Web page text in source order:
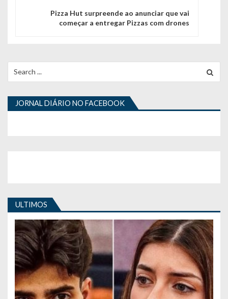
ã
o
d
i
g
o
s
Pizza Hut surpreende ao anunciar que vai
começar a entregar Pizzas com drones
for:
JORNAL DIÁRIO NO FACEBOOK
ULTIMOS